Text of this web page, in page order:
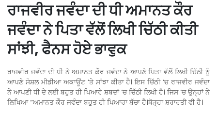
ਰਾਜਵੀਰ ਜਵੰਦਾ ਦੀ ਧੀ ਅਮਾਨਤ ਕੌਰ
ਜਵੰਦਾ ਨੇ ਪਿਤਾ ਵੱਲੋਂ ਲਿਖੀ ਚਿੱਠੀ ਕੀਤੀ
ਸਾਂਝੀ, ਫੈਨਸ ਹੋਏ ਭਾਵੁਕ
ਰਾਜਵੀਰ ਜਵੰਦਾ ਦੀ ਧੀ ਨੇ ਅਮਾਨਤ ਕੌਰ ਜਵੰਦਾ ਨੇ ਆਪਣੇ ਪਿਤਾ ਵੱਲੋਂ ਲਿਖੀ ਚਿੱਠੀ ਨੂੰ
ਆਪਣੇ ਸੋਸ਼ਲ ਮੀਡੀਆ ਅਕਾਊਂਟ ‘ਤੇ ਸਾਂਝਾ ਕੀਤਾ ਹੈ। ਇਸ ਚਿੱਠੀ ‘ਚ ਰਾਜਵੀਰ ਜਵੰਦਾ
ਨੇ ਆਪਣੀ ਧੀ ਦੇ ਲਈ ਬਹੁਤ ਹੀ ਪਿਆਰੇ ਸ਼ਬਦਾਂ ‘ਚ ਚਿੱਠੀ ਲਿਖੀ ਹੈ। ਜਿਸ ‘ਚ ਉਨ੍ਹਾਂ ਨੇ
ਲਿਖਿਆ “ਅਮਾਨਤ ਕੌਰ ਜਵੰਦਾ ਬਹੁਤ ਹੀ ਪਿਆਰਾ ਬੱਚਾ ਹੈ।ਥੋੜ੍ਹਾ ਸ਼ਰਾਰਤੀ ਵੀ ਹੈ।